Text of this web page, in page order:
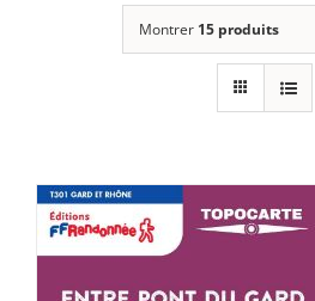
Montrer 15 produits